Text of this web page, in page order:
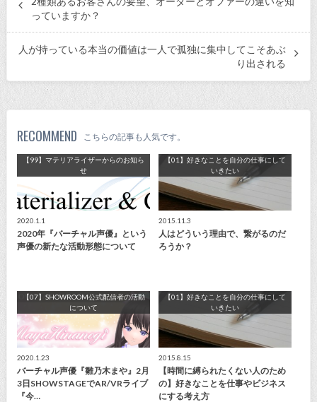
っていますか？
人が持っている本当の価値は一人で孤独に集中してこそあぶ
り出される
RECOMMEND こちらの記事も人気です。
【99】マテリアライザーからのお知ら
せ
2020.1.1
2020年『バーチャル声優』という
声優の新たな活動形態について
【01】好きなことを自分の仕事にして
いきたい
2015.11.3
人はどういう理由で、繋がるのだ
ろうか？
【07】SHOWROOM公式配信者の活動
について
2020.1.23
バーチャル声優『雛乃木まや』2月
3日SHOWSTAGEでAR/VRライブ
『今…
【01】好きなことを自分の仕事にして
いきたい
2015.8.15
【時間に縛られたくない人のため
の】好きなことを仕事やビジネス
にする考え方